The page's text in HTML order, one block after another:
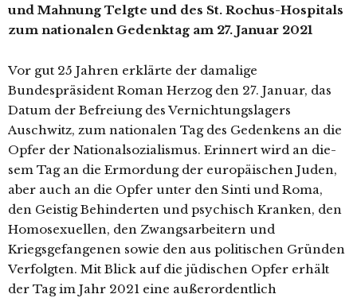
und Mahnung Telgte und des St. Rochus-Hospitals
zum natio­na­len Gedenktag am 27. Januar 2021
Vor gut 25 Jahren erklär­te der dama­li­ge
Bundespräsident Roman Herzog den 27. Januar, das
Datum der Befreiung des Vernichtungslagers
Auschwitz, zum natio­na­len Tag des Gedenkens an die
Opfer der Nationalsozialismus. Erinnert wird an die­
sem Tag an die Ermordung der euro­päi­schen Juden,
aber auch an die Opfer unter den Sinti und Roma,
den Geistig Behinderten und psy­chisch Kranken, den
Homosexuellen, den Zwangsarbeitern und
Kriegsgefangenen sowie den aus poli­ti­schen Gründen
Verfolgten. Mit Blick auf die jüdi­schen Opfer erhält
der Tag im Jahr 2021 eine außer­or­dent­lich